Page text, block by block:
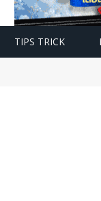
TIPS TRICK